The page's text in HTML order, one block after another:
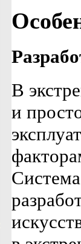
В
и